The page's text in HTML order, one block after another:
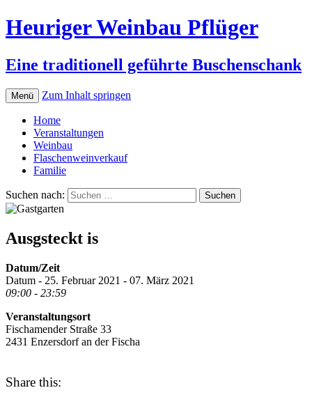
Heuriger Weinbau Pflüger
Eine traditionell geführte Buschenschank
Menü Zum Inhalt springen
Home
Veranstaltungen
Weinbau
Flaschenweinverkauf
Familie
Suchen nach:
Ausgsteckt is
Datum/Zeit
Datum - 25. Februar 2021 - 07. März 2021
09:00 - 23:59
Veranstaltungsort
Fischamender Straße 33
2431 Enzersdorf an der Fischa
Share this: